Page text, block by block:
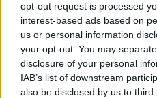
opt-out request is processed
interest-based ads based on
us or personal information
your opt-out. You may
disclosure of your personal
IAB’s list of downstream
also be disclosed by us to third